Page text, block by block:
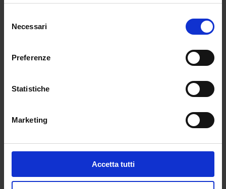
delNecessari
Preferenze
Statistiche
Marketing
Accetta tutti
Tra chi è stato accettato e chi no, si sono generate
Zoe Spencer o King Harris, hanno espresso
delusione pubblica, criticando il processo di
Cenat però ha risposto live puntualizzando che lo
scopo è portare autenticità e creatività, non solo
di profili, esclusivamente per garantire diversità ed
equilibrio all’esperienza